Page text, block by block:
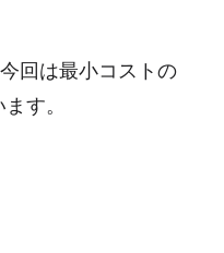
回は最小コストの
す。